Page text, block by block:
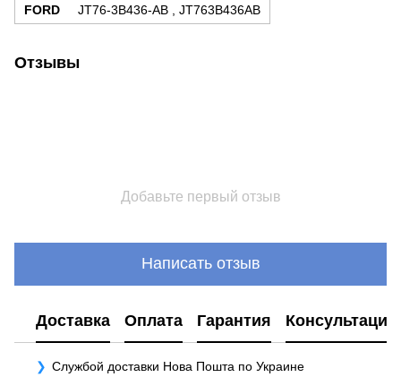
FORD
JT76-3B436-AB , JT763B436AB
Отзывы
Добавьте первый отзыв
Написать отзыв
Доставка Оплата Гарантия Консультация
Службой доставки Нова Пошта по Украине